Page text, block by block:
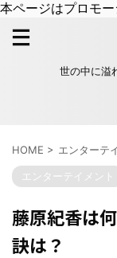
本ページはプロモ
世の中に溢
HOME > エンターテ
エンターテイメント
藤原紀香は
訣は？